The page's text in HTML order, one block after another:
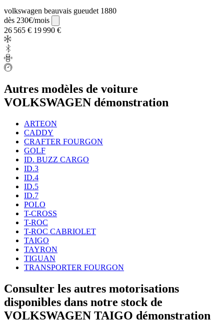
volkswagen beauvais gueudet 1880
dès 230€/mois
26 565 € 19 990 €
Autres modèles de voiture
VOLKSWAGEN démonstration
ARTEON
CADDY
CRAFTER FOURGON
GOLF
ID. BUZZ CARGO
ID.3
ID.4
ID.5
ID.7
POLO
T-CROSS
T-ROC
T-ROC CABRIOLET
TAIGO
TAYRON
TIGUAN
TRANSPORTER FOURGON
Consulter les autres motorisations
disponibles dans notre stock de
VOLKSWAGEN TAIGO démonstration